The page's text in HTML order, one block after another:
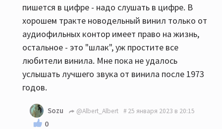
пишется в цифре - надо слушать в цифре. В
хорошем тракте новодельный винил только от
аудиофильных контор имеет право на жизнь,
остальное - это "шлак", уж простите все
любители винила. Мне пока не удалось
услышать лучшего звука от винила после 1973
годов.
Sozu @Albert_Albert 25 января 2023 в 20:15
0